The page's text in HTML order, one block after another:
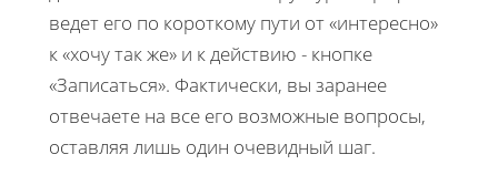
ведет его по короткому пути от «интересно»
к «хочу так же» и к действию - кнопке
«Записаться». Фактически, вы заранее
отвечаете на все его возможные вопросы,
оставляя лишь один очевидный шаг.